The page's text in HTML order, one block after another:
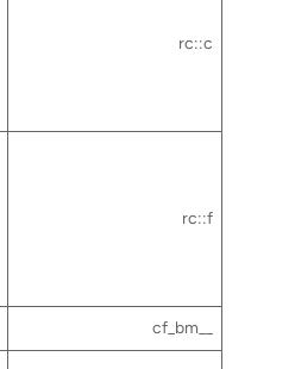
rc::c
rc::f